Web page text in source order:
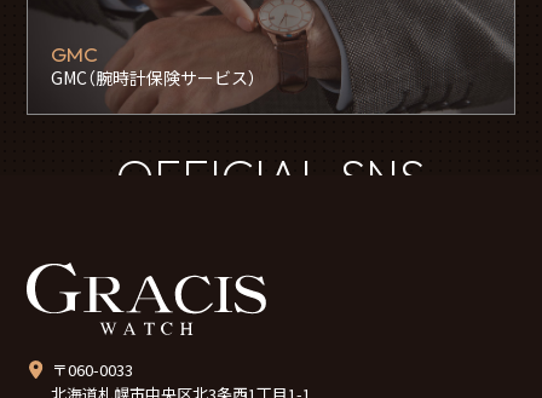
GMC
GMC（腕時計保険サービス）
OFFICIAL SNS
〒060-0033